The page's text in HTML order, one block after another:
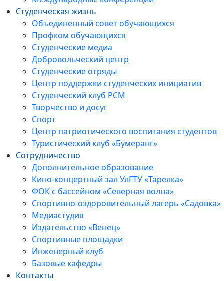
Студенческая жизнь
Объединенный совет обучающихся
Профком обучающихся
Студенческие медиа
Добровольческий центр
Студенческие отряды
Центр поддержки студенческих инициатив
Студенческий клуб РСМ
Творчество и досуг
Спорт
Центр патриотического воспитания студентов
Туристический клуб «Бумеранг»
Сотрудничество
Дополнительное образование
Кино-концертный зал УлГТУ «Тарелка»
ФОК с бассейном «Северная волна»
Спортивно-оздоровительный лагерь «Садовка»
Медиастудия
Издательство «Венец»
Спортивные площадки
Инженерный клуб
Базовые кафедры
Контакты